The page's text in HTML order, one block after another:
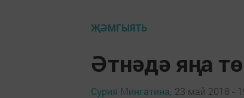
ҖӘМГЫЯТЬ
Әтнәдә яңа
Сурия Мингатина, 23 май 2018 -